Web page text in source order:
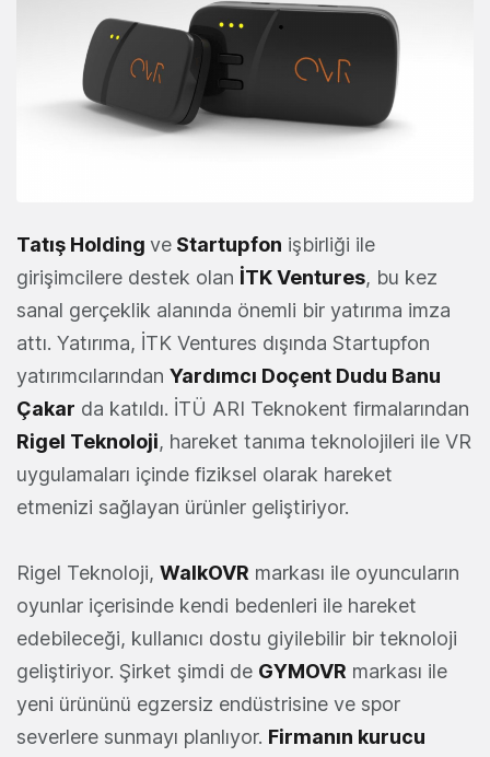
Tatış Holding ve Startupfon işbirliği ile
girişimcilere destek olan İTK Ventures, bu kez
sanal gerçeklik alanında önemli bir yatırıma imza
attı. Yatırıma, İTK Ventures dışında Startupfon
yatırımcılarından Yardımcı Doçent Dudu Banu
Çakar da katıldı. İTÜ ARI Teknokent firmalarından
Rigel Teknoloji, hareket tanıma teknolojileri ile VR
uygulamaları içinde fiziksel olarak hareket
etmenizi sağlayan ürünler geliştiriyor.
Rigel Teknoloji, WalkOVR markası ile oyuncuların
oyunlar içerisinde kendi bedenleri ile hareket
edebileceği, kullanıcı dostu giyilebilir bir teknoloji
geliştiriyor. Şirket şimdi de GYMOVR markası ile
yeni ürününü egzersiz endüstrisine ve spor
severlere sunmayı planlıyor. Firmanın kurucu